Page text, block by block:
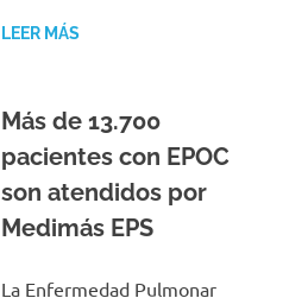
LEER MÁS
Más de 13.700
pacientes con EPOC
son atendidos por
Medimás EPS
La Enfermedad Pulmonar